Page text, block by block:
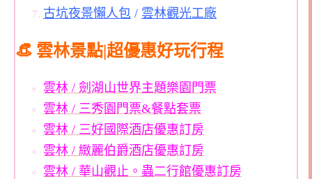
古坑夜景懶人包 / 雲林觀光工廠
👒 雲林景點|超優惠好玩行程
雲林 / 劍湖山世界主題樂園門票
雲林 / 三秀園門票&餐點套票
雲林 / 三好國際酒店優惠訂房
雲林 / 緻麗伯爵酒店優惠訂房
雲林 / 華山觀止。蟲二行館優惠訂房